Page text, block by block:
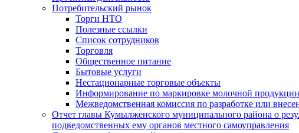
Потребительский рынок
Торги НТО
Полезные ссылки
Список сотрудников
Торговля
Общественное питание
Бытовые услуги
Нестационарные торговые объекты
Информирование по маркировке молочной продукции
Межведомственная комиссия по разработке или
Отчет главы Кумылженского муниципального района о
подведомственных ему органов местного самоуправления